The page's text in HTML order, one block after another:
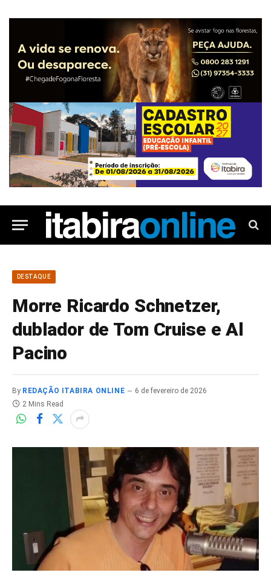
DESTAQUE
Morre Ricardo Schnetzer,
dublador de Tom Cruise e Al
Pacino
By REDAÇÃO ITABIRA ONLINE
6 de fevereiro de 2026
2 Mins Read